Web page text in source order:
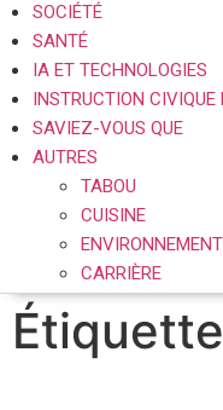
SOCIÉTÉ
SANTÉ
IA ET TECHNOLOGIES
INSTRUCTION CIVIQUE
SAVIEZ-VOUS QUE
AUTRES
TABOU
CUISINE
ENVIRONNEMENT
CARRIÈRE